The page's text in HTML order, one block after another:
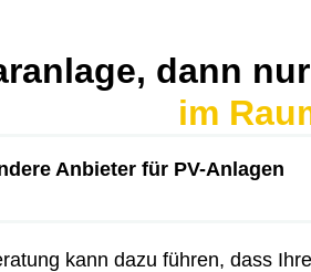
dann
im
Anbieter für PV-Anlagen
kann dazu führen, dass